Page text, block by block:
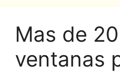
Mas de
ventanas